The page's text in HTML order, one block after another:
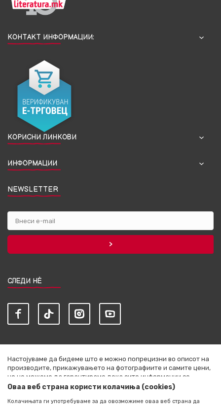
КОНТАКТ ИНФОРМАЦИИ:
КОРИСНИ ЛИНКОВИ
ИНФОРМАЦИИ
NEWSLETTER
СЛЕДИ НЀ
Настојуваме да бидеме што е можно попрецизни во описот на
производите, прикажувањето на фотографиите и самите цени,
но не можеме да гарантираме дека сите информации се
комплетни и без грешки. Сите артикли прикажани на сајтот се
Оваа веб страна користи колачиња (cookies)
Колачињата ги употребуваме за да овозможиме оваа веб страна да